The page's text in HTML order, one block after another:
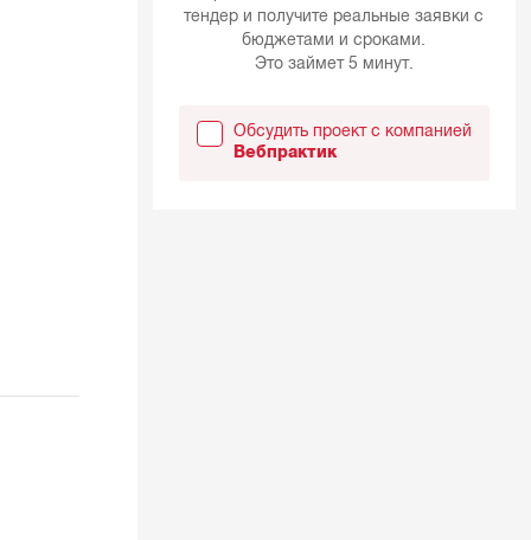
тендер и получите реальные заявки с
бюджетами и сроками.
Это займет 5 минут.
Обсудить проект с компанией
Вебпрактик